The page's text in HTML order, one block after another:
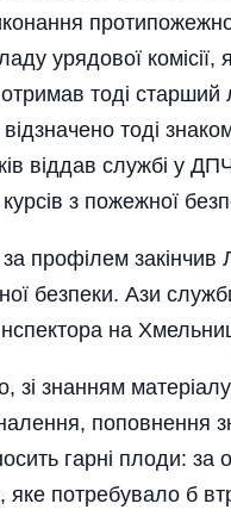
урядової
тоді
відзначено тоді
віддав службі у
з пожежної
профілем закінчив
безпеки. Ази
на
зі знанням
поповнення
гарні плоди: за
потребувало б